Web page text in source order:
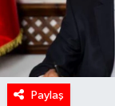
Paylaş